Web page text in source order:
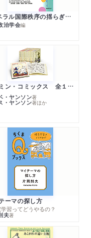
「リベラル国際秩序の揺らぎ」再考 年報政治学２０２６‐Ⅰ
治学会編
ムーミン・コミックス 全１４巻セット
・ヤンソン著
・ヤンソン著ほか
ーマの探し方
習ってどうやるの？
夫著